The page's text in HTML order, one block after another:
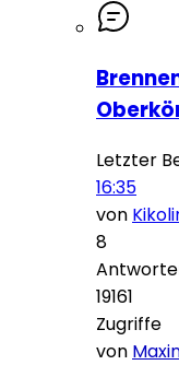
Letzter
16:35
von
8
19161
Zugriffe
von